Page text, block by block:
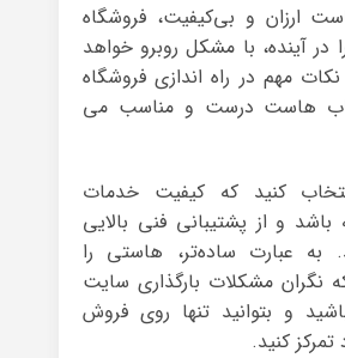
ارزان و بی‌کیفیت، فروشگاه
در آینده، با مشکل روبرو خواهد
مهم در راه‌ اندازی فروشگاه
هاست درست و مناسب می
کنید که کیفیت خدمات
و از پشتیبانی فنی بالایی
به عبارت ساده‌تر، هاستی را
نگران مشکلات بارگذاری سایت
و بتوانید تنها روی فروش
کنید.